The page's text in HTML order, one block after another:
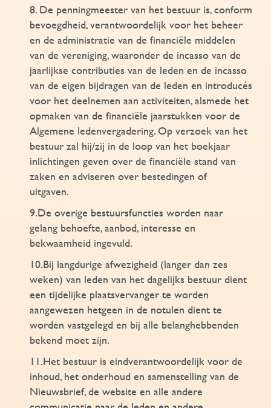
8. De penningmeester van het bestuur is, conform
bevoegdheid, verantwoordelijk voor het beheer
en de administratie van de financiële middelen
van de vereniging, waaronder de incasso van de
jaarlijkse contributies van de leden en de incasso
van de eigen bijdragen van de leden en introducés
voor het deelnemen aan activiteiten, alsmede het
opmaken van de financiële jaarstukken voor de
Algemene ledenvergadering. Op verzoek van het
bestuur zal hij/zij in de loop van het boekjaar
inlichtingen geven over de financiële stand van
zaken en adviseren over bestedingen of
uitgaven.
9.De overige bestuursfuncties worden naar
gelang behoefte, aanbod, interesse en
bekwaamheid ingevuld.
10.Bij langdurige afwezigheid (langer dan zes
weken) van leden van het dagelijks bestuur dient
een tijdelijke plaatsvervanger te worden
aangewezen hetgeen in de notulen dient te
worden vastgelegd en bij alle belanghebbenden
bekend moet zijn.
11.Het bestuur is eindverantwoordelijk voor de
inhoud, het onderhoud en samenstelling van de
Nieuwsbrief, de website en alle andere